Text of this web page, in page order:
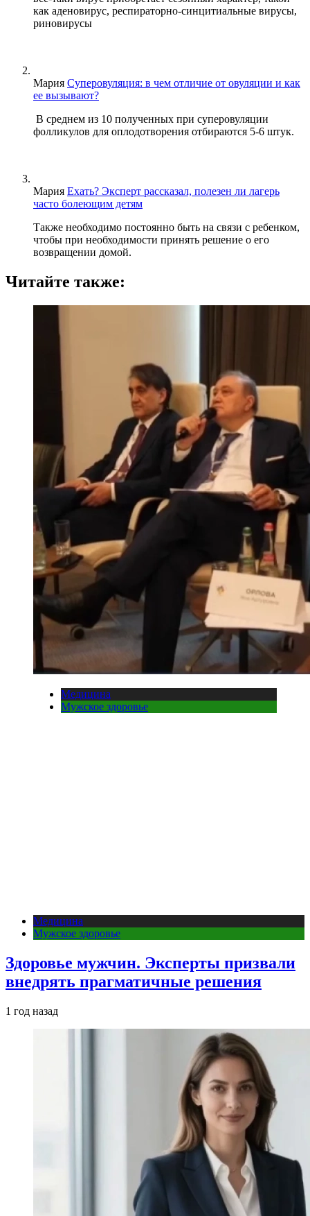
как аденовирус, респираторно-синцитиальные вирусы,
риновирусы
Мария Суперовуляция: в чем отличие от овуляции и как
ее вызывают?
В среднем из 10 полученных при суперовуляции
фолликулов для оплодотворения отбираются 5-6 штук.
Мария Ехать? Эксперт рассказал, полезен ли лагерь
часто болеющим детям
Также необходимо постоянно быть на связи с ребенком,
чтобы при необходимости принять решение о его
возвращении домой.
Читайте также:
Медицина
Мужское здоровье
Медицина
Мужское здоровье
Здоровье мужчин. Эксперты призвали
внедрять прагматичные решения
1 год назад